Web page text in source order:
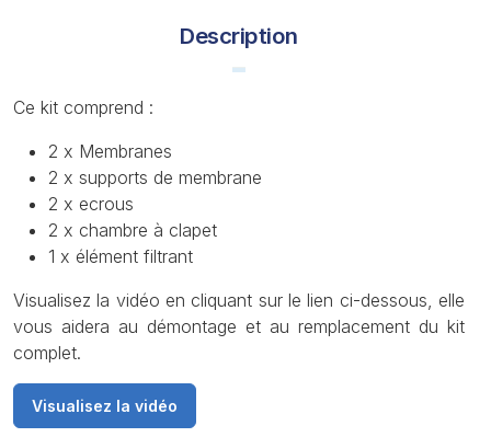
Description
Ce kit comprend :
2 x Membranes
2 x supports de membrane
2 x ecrous
2 x chambre à clapet
1 x élément filtrant
Visualisez la vidéo en cliquant sur le lien ci-dessous, elle
vous aidera au démontage et au remplacement du kit
complet.
Visualisez la vidéo